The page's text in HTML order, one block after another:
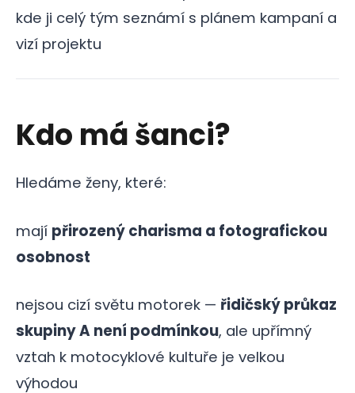
kde ji celý tým seznámí s plánem kampaní a
vizí projektu
Kdo má šanci?
Hledáme ženy, které:
mají přirozený charisma a fotografickou
osobnost
nejsou cizí světu motorek — řidičský průkaz
skupiny A není podmínkou, ale upřímný
vztah k motocyklové kultuře je velkou
výhodou